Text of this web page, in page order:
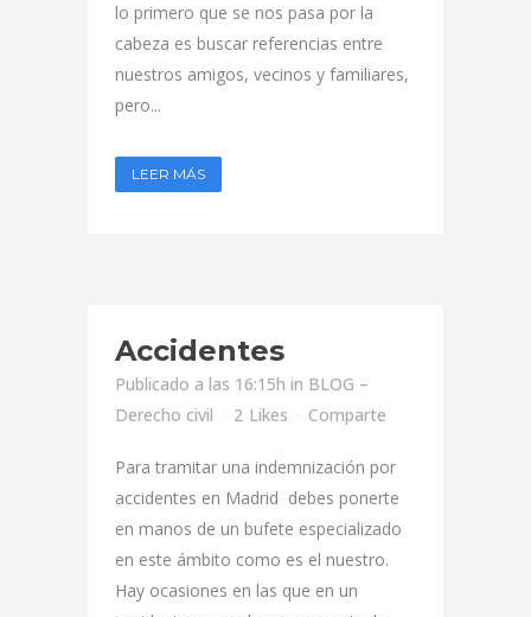
lo primero que se nos pasa por la
cabeza es buscar referencias entre
nuestros amigos, vecinos y familiares,
pero...
LEER MÁS
Accidentes
Publicado a las 16:15h in BLOG –
Derecho civil
2 Likes Comparte
Para tramitar una indemnización por
accidentes en Madrid debes ponerte
en manos de un bufete especializado
en este ámbito como es el nuestro.
Hay ocasiones en las que en un